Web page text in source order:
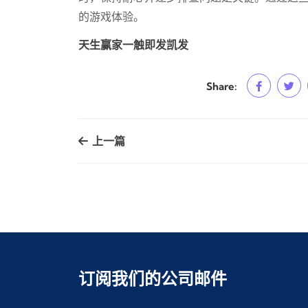
的游戏体验。
天生赢家一触即发凯发
Share:
上一篇
订阅我们的公司邮件